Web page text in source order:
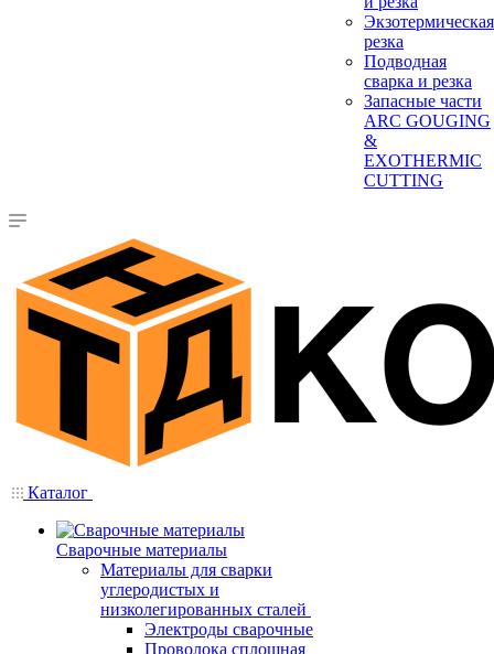
Экзотермическая
резка
Подводная
сварка и резка
Запасные части
ARC GOUGING
&
EXOTHERMIC
CUTTING
Каталог
Сварочные материалы
Материалы для сварки
углеродистых и
низколегированных сталей
Электроды сварочные
Проволока сплошная